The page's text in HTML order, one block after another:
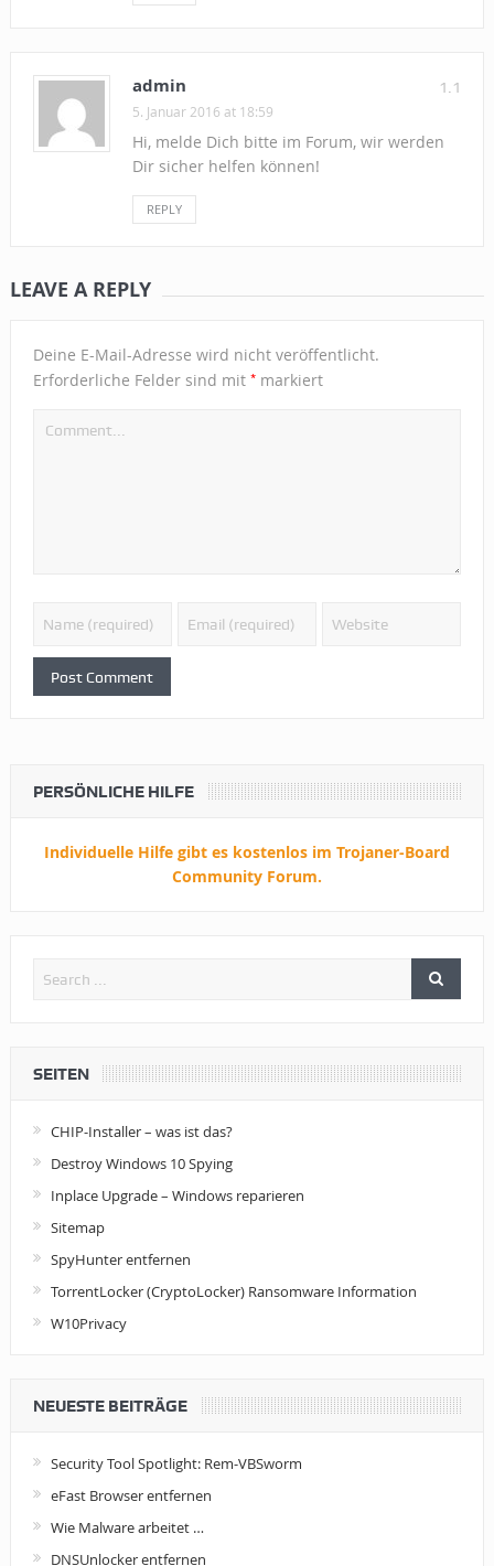
1.1
admin
5. Januar 2016 at 18:59
Hi, melde Dich bitte im Forum, wir werden
Dir sicher helfen können!
REPLY
LEAVE A REPLY
Deine E-Mail-Adresse wird nicht veröffentlicht.
Erforderliche Felder sind mit *markiert
PERSÖNLICHE HILFE
Individuelle Hilfe gibt es kostenlos im Trojaner-Board
Community Forum.
SEITEN
CHIP-Installer – was ist das?
Destroy Windows 10 Spying
Inplace Upgrade – Windows reparieren
Sitemap
SpyHunter entfernen
TorrentLocker (CryptoLocker) Ransomware Information
W10Privacy
NEUESTE BEITRÄGE
Security Tool Spotlight: Rem-VBSworm
eFast Browser entfernen
Wie Malware arbeitet …
DNSUnlocker entfernen